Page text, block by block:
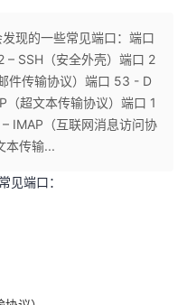
现的一些常见端口：端口
– SSH（安全外壳）端口 2
件传输协议）端口 53 - D
超文本传输协议）端口 1
IMAP（互联网消息访问协
本传输...
见端口：